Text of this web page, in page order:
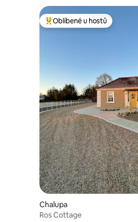
Nejlepší v kategorii Oblíbené
Oblíbené u hostů
Chalupa
Ros Cottage